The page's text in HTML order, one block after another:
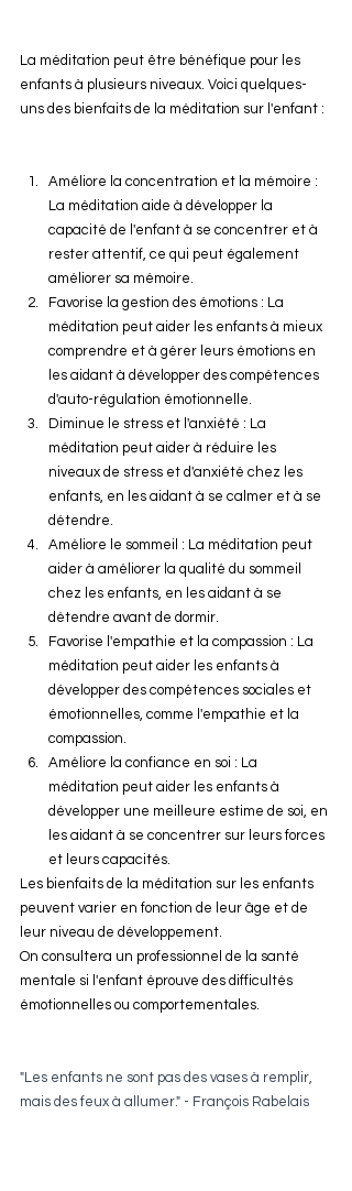
La méditation peut être bénéfique pour les
enfants à plusieurs niveaux. Voici quelques-
uns des bienfaits de la méditation sur l'enfant :
Améliore la concentration et la mémoire :
La méditation aide à développer la
capacité de l'enfant à se concentrer et à
rester attentif, ce qui peut également
améliorer sa mémoire.
Favorise la gestion des émotions : La
méditation peut aider les enfants à mieux
comprendre et à gérer leurs émotions en
les aidant à développer des compétences
d'auto-régulation émotionnelle.
Diminue le stress et l'anxiété : La
méditation peut aider à réduire les
niveaux de stress et d'anxiété chez les
enfants, en les aidant à se calmer et à se
détendre.
Améliore le sommeil : La méditation peut
aider à améliorer la qualité du sommeil
chez les enfants, en les aidant à se
détendre avant de dormir.
Favorise l'empathie et la compassion : La
méditation peut aider les enfants à
développer des compétences sociales et
émotionnelles, comme l'empathie et la
compassion.
Améliore la confiance en soi : La
méditation peut aider les enfants à
développer une meilleure estime de soi, en
les aidant à se concentrer sur leurs forces
et leurs capacités.
Les bienfaits de la méditation sur les enfants
peuvent varier en fonction de leur âge et de
leur niveau de développement.
On consultera un professionnel de la santé
mentale si l'enfant éprouve des difficultés
émotionnelles ou comportementales.
"Les enfants ne sont pas des vases à remplir,
mais des feux à allumer." - François Rabelais